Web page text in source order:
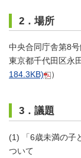
2．場所
中央合同庁舎第8
東京都千代田区永
184.3KB)
）
3．議題
(1) 「6歳未満の子
ついて